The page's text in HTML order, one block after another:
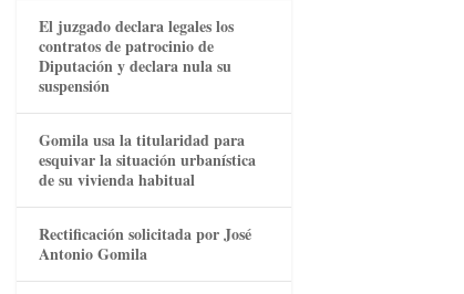
El juzgado declara legales los
contratos de patrocinio de
Diputación y declara nula su
suspensión
Gomila usa la titularidad para
esquivar la situación urbanística
de su vivienda habitual
Rectificación solicitada por José
Antonio Gomila